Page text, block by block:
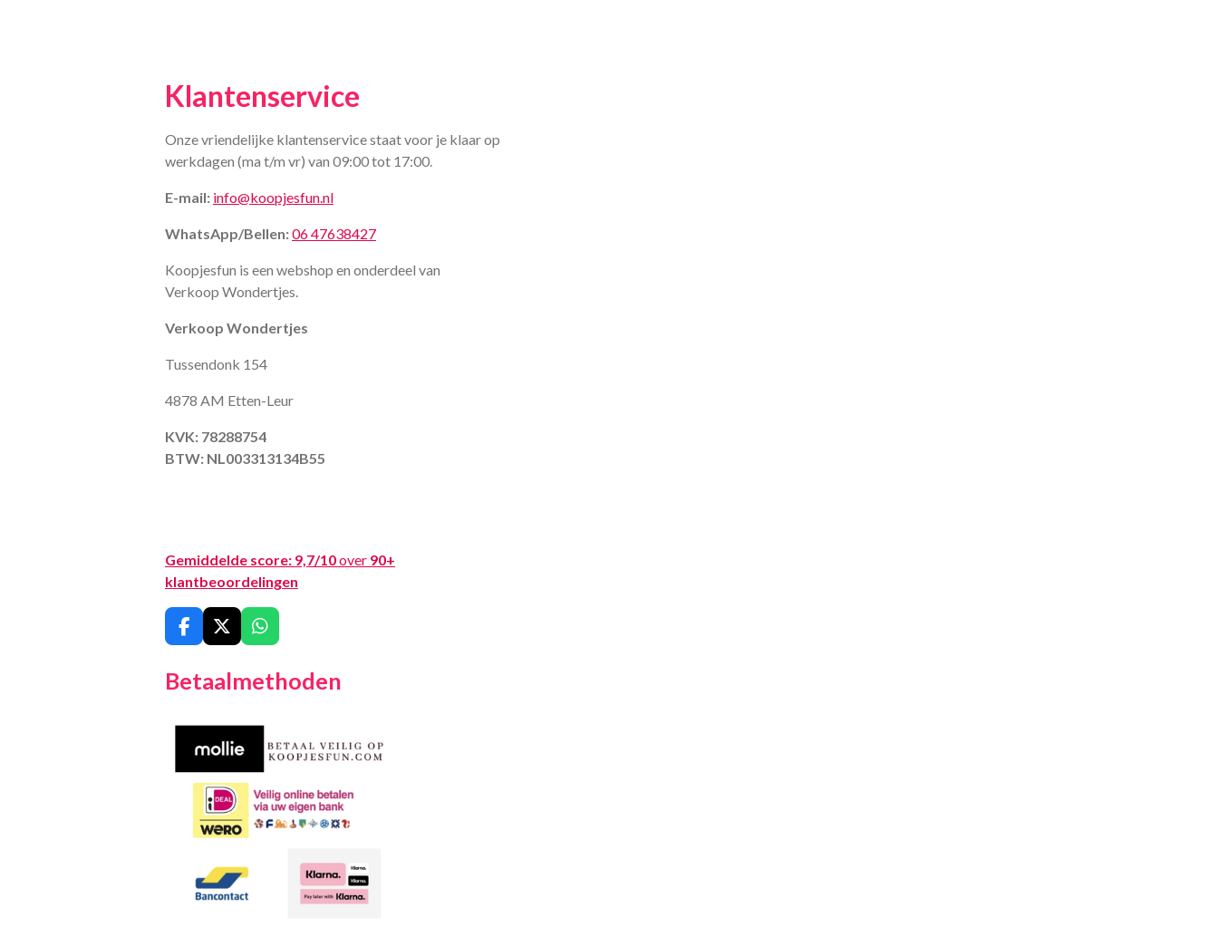
Klantenservice
Onze vriendelijke klantenservice staat voor je klaar op
werkdagen (ma t/m vr) van 09:00 tot 17:00.
E-mail: info@koopjesfun.nl
WhatsApp/Bellen:06 47638427
Koopjesfun is een webshop en onderdeel van
Verkoop Wondertjes.
Verkoop Wondertjes
Tussendonk 154
4878 AM Etten-Leur
KVK: 78288754
BTW: NL003313134B55
Gemiddelde score: 9,7/10over 90+
klantbeoordelingen
F
a
e
X
W
h
t
Betaalmethoden